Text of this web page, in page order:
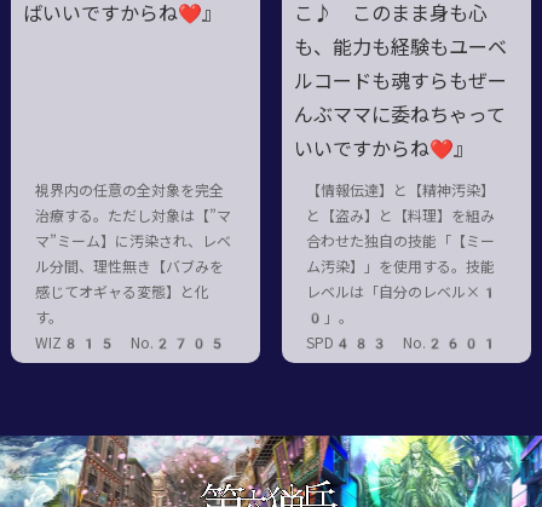
ばいいですからね❤』
視界内の任意の全対象を完全
治療する。ただし対象は【”マ
マ”ミーム】に汚染され、レベ
ル分間、理性無き【バブみを
感じてオギャる変態】と化
す。
WIZ815 No.2705
こ♪ このまま身も心
も、能力も経験もユーベ
ルコードも魂すらもぜー
んぶママに委ねちゃって
いいですからね❤』
【情報伝達】と【精神汚染】
と【盗み】と【料理】を組み
合わせた独自の技能「【ミー
ム汚染】」を使用する。技能
レベルは「自分のレベル×1
0」。
SPD483 No.2601